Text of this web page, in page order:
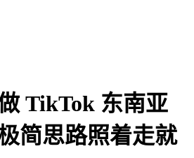
TikTok 东南亚
简思路照着走就